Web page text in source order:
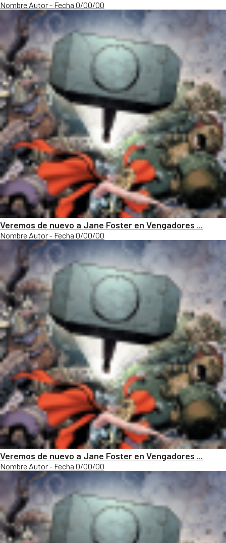
Nombre Autor - Fecha 0/00/00
Veremos de nuevo a Jane Foster en Vengadores ...
Nombre Autor - Fecha 0/00/00
Veremos de nuevo a Jane Foster en Vengadores ...
Nombre Autor - Fecha 0/00/00